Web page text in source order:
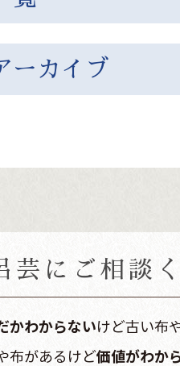
ーカイブ
芸にご相談
かわからないけど古い布
布があるけど価値がわか